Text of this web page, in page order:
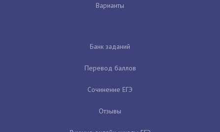
Варианты
Банк заданий
Перевод баллов
Сочинение ЕГЭ
Отзывы